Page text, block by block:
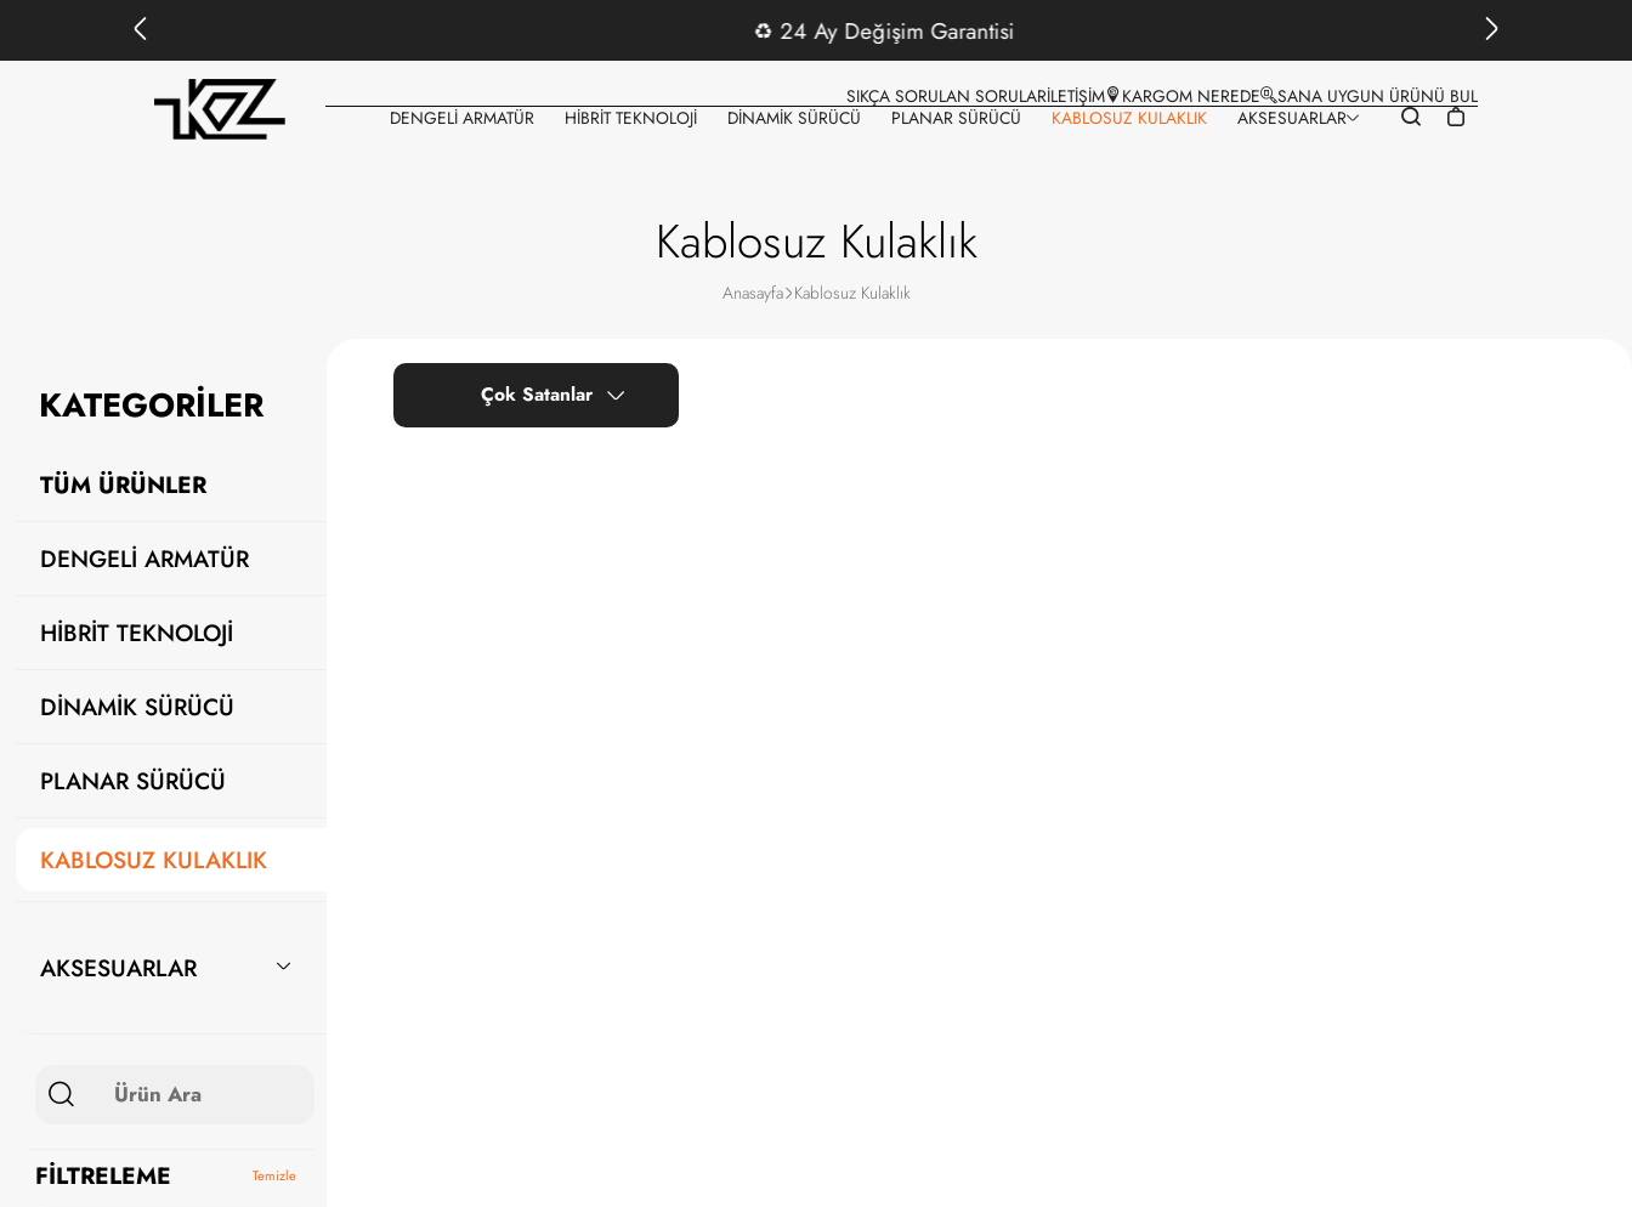
24 Ay Değişim Garantisi
SIKÇA SORULAN SORULARİLETİŞİM KARGOM NEREDE
SANA UYGUN ÜRÜNÜ BUL
DENGELİ ARMATÜR
HİBRİT TEKNOLOJİ DİNAMİK SÜRÜCÜ PLANAR SÜRÜCÜ KABLOSUZ KULAKLIK AKSESUARLAR
Kablosuz Kulaklık
Anasayfa Kablosuz Kulaklık
KATEGORİLER
TÜM ÜRÜNLER
DENGELİ ARMATÜR
HİBRİT TEKNOLOJİ
DİNAMİK SÜRÜCÜ
PLANAR SÜRÜCÜ
KABLOSUZ KULAKLIK
AKSESUARLAR
FİLTRELEME Temizle
Çok Satanlar